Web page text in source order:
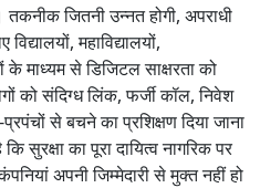
जितनी उन्नत होगी, अपराधी
महाविद्यालयों,
के माध्यम से डिजिटल साक्षरता को
को संदिग्ध लिंक, फर्जी कॉल, निवेश
से बचने का प्रशिक्षण दिया जाना
सुरक्षा का पूरा दायित्व नागरिक पर
अपनी जिम्मेदारी से मुक्त नहीं हो